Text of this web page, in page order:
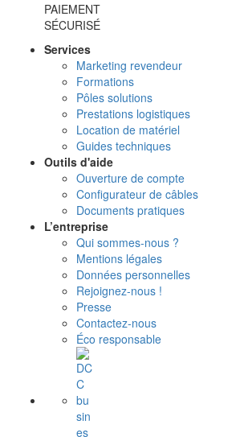
PAIEMENT
SÉCURISÉ
Services
Marketing revendeur
Formations
Pôles solutions
Prestations logistiques
Location de matériel
Guides techniques
Outils d'aide
Ouverture de compte
Configurateur de câbles
Documents pratiques
L’entreprise
Qui sommes-nous ?
Mentions légales
Données personnelles
Rejoignez-nous !
Presse
Contactez-nous
Éco responsable